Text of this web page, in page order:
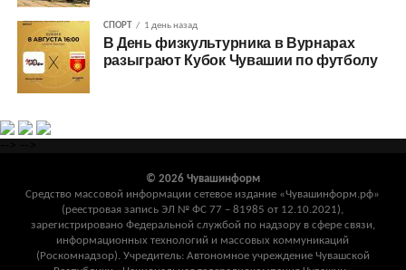
СПОРТ 1 день назад
В День физкультурника в Вурнарах
разыграют Кубок Чувашии по футболу
© 2026 Чувашинформ
Средство массовой информации сетевое издание «Чувашинформ.рф»
(реестровая запись ЭЛ № ФС 77 – 81985 от 12.10.2021),
зарегистрировано Федеральной службой по надзору в сфере связи,
информационных технологий и массовых коммуникаций
(Роскомнадзор). Учредитель: Автономное учреждение Чувашской